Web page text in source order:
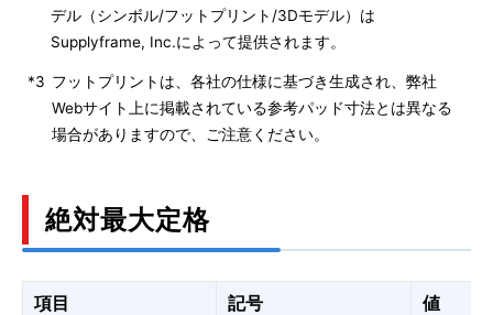
デル（シンボル/フットプリント/3Dモデル）は
Supplyframe, Inc.によって提供されます。
*3 フットプリントは、各社の仕様に基づき生成され、弊社
Webサイト上に掲載されている参考パッド寸法とは異なる
場合がありますので、ご注意ください。
絶対最大定格
項目 記号
値